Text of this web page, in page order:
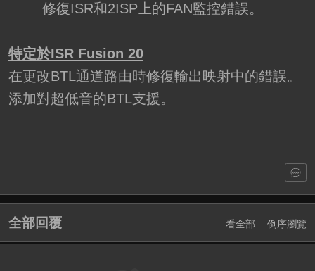
修復ISR和2ISP上的FAN監控錯誤。
特定於ISR Fusion 20
在更改BTL通道路由時修復輸出映射中的錯誤。
添加對超低音的BTL支援。
全部回覆 看全部 倒序瀏覽